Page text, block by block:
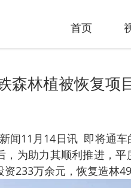
首页
森林植被恢复项
闻11月14日讯 即将通
，为助力其顺利推进，
233万余元，恢复造林